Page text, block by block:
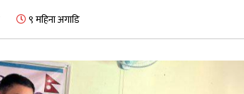
९ महिना अगाडि